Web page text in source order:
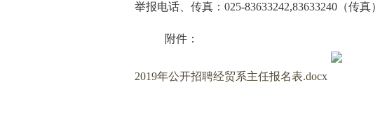
举报电话、传真：025-83633242,83633240（传真）
附件：
2019年公开招聘经贸系主任报名表.docx